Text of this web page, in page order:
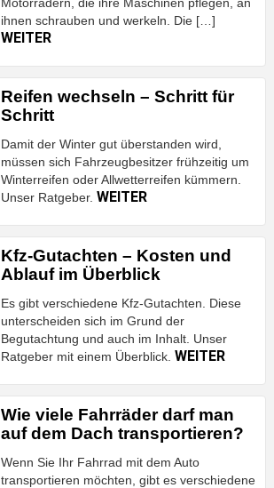
ihnen schrauben und werkeln. Die […]
WEITER
Reifen wechseln – Schritt für
Schritt
Damit der Winter gut überstanden wird,
müssen sich Fahrzeugbesitzer frühzeitig um
Winterreifen oder Allwetterreifen kümmern.
Unser Ratgeber. WEITER
Kfz-Gutachten – Kosten und
Ablauf im Überblick
Es gibt verschiedene Kfz-Gutachten. Diese
unterscheiden sich im Grund der
Begutachtung und auch im Inhalt. Unser
Ratgeber mit einem Überblick. WEITER
Wie viele Fahrräder darf man
auf dem Dach transportieren?
Wenn Sie Ihr Fahrrad mit dem Auto
transportieren möchten, gibt es verschiedene